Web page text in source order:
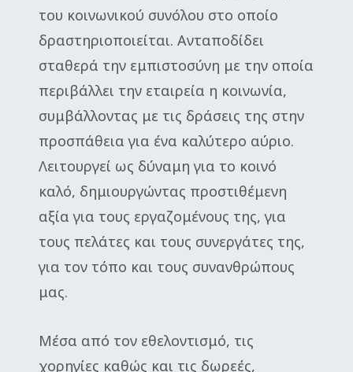
του κοινωνικού συνόλου στο οποίο
δραστηριοποιείται. Ανταποδίδει
σταθερά την εμπιστοσύνη με την οποία
περιβάλλει την εταιρεία η κοινωνία,
συμβάλλοντας με τις δράσεις της στην
προσπάθεια για ένα καλύτερο αύριο.
Λειτουργεί ως δύναμη για το κοινό
καλό, δημιουργώντας προστιθέμενη
αξία για τους εργαζομένους της, για
τους πελάτες και τους συνεργάτες της,
για τον τόπο και τους συνανθρώπους
μας.
Μέσα από τον εθελοντισμό, τις
χορηγίες καθώς και τις δωρεές,